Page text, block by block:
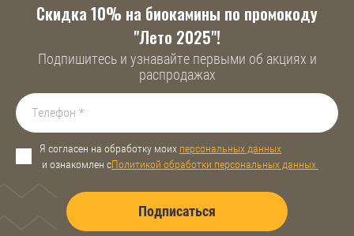
Скидка 10% на биокамины по промокоду
"Лето 2025"!
Подпишитесь и узнавайте первыми об акциях и
распродажах
Я согласен на обработку моих персональных данных
и ознакомлен сПолитикой обработки персональных данных
Подписаться